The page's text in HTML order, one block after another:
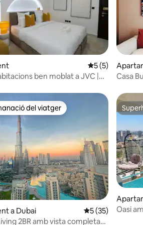
d'un total de 5; 51 avaluacions5 de puntuació
5 (5)
ben moblat a JVC |
Casa
d'un total de 5; 12 avaluacions
recomanacions dels viatgers
del viatger
a Dubai 5 de puntuació
5 (35)
2BR amb vista completa
Oasi